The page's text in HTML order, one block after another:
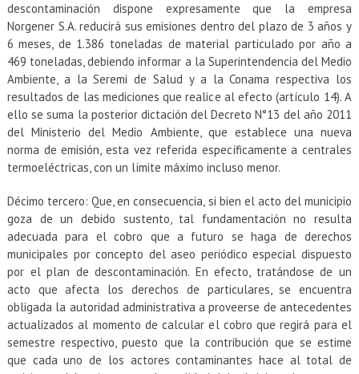
descontaminación dispone expresamente que la empresa
Norgener S.A. reducirá sus emisiones dentro del plazo de 3 años y
6 meses, de 1.386 toneladas de material particulado por año a
469 toneladas, debiendo informar a la Superintendencia del Medio
Ambiente, a la Seremi de Salud y a la Conama respectiva los
resultados de las mediciones que realice al efecto (artículo 14). A
ello se suma la posterior dictación del Decreto N°13 del año 2011
del Ministerio del Medio Ambiente, que establece una nueva
norma de emisión, esta vez referida específicamente a centrales
termoeléctricas, con un límite máximo incluso menor.
Décimo tercero: Que, en consecuencia, si bien el acto del municipio
goza de un debido sustento, tal fundamentación no resulta
adecuada para el cobro que a futuro se haga de derechos
municipales por concepto del aseo periódico especial dispuesto
por el plan de descontaminación. En efecto, tratándose de un
acto que afecta los derechos de particulares, se encuentra
obligada la autoridad administrativa a proveerse de antecedentes
actualizados al momento de calcular el cobro que regirá para el
semestre respectivo, puesto que la contribución que se estime
que cada uno de los actores contaminantes hace al total de